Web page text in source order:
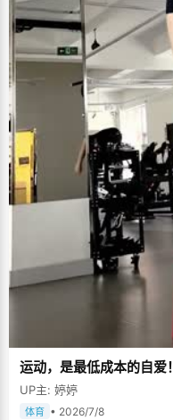
运动，是最低成本的自爱！
UP主: 婷婷
体育 • 2026/7/8